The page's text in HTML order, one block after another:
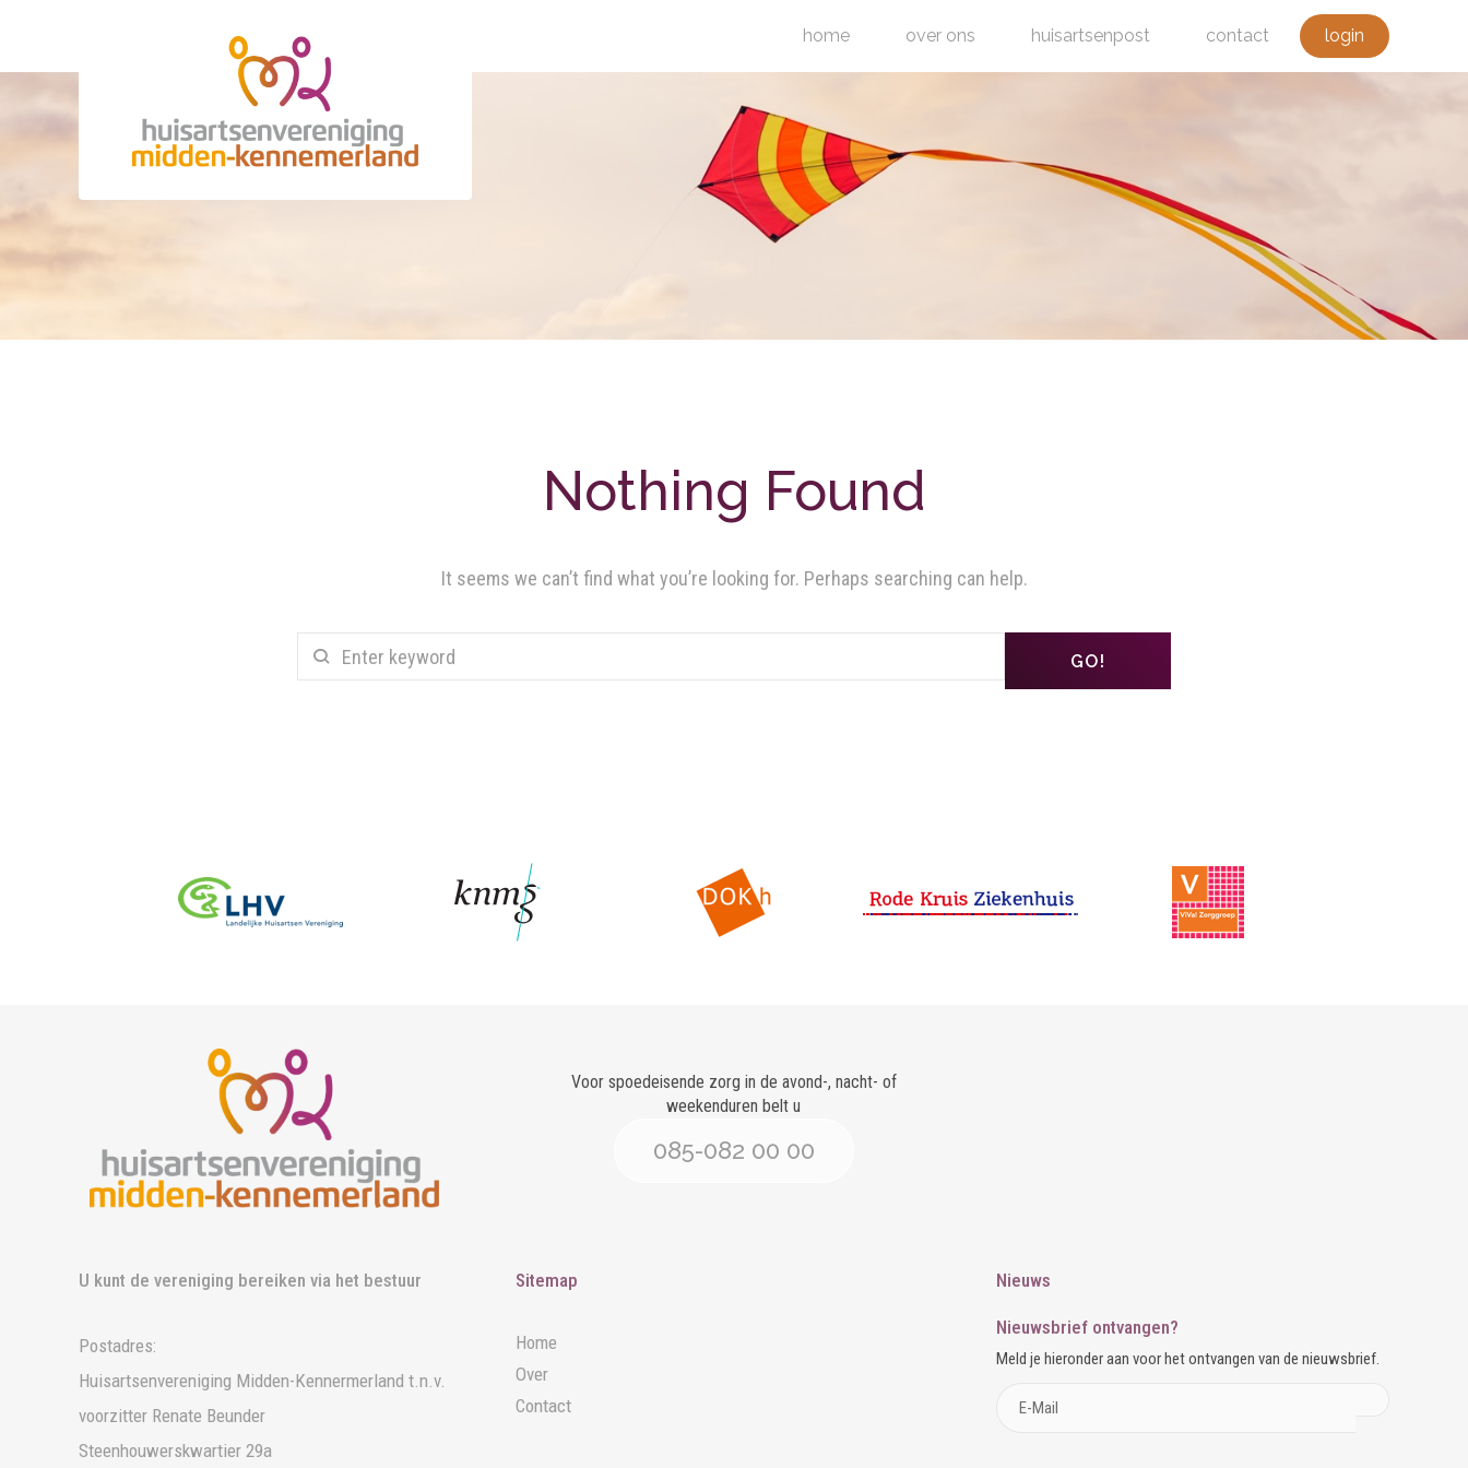
home over ons huisartsenpost contact login
Nothing Found
It seems we can’t find what you’re looking for. Perhaps searching can help.
GO!
Voor spoedeisende zorg in de avond-, nacht- of
weekenduren belt u
085-082 00 00
U kunt de vereniging bereiken via het bestuur
Postadres:
Huisartsenvereniging Midden-Kennermerland t.n.v.
voorzitter Renate Beunder
Steenhouwerskwartier 29a
Sitemap
Home
Over
Contact
Nieuws
Nieuwsbrief ontvangen?
Meld je hieronder aan voor het ontvangen van de nieuwsbrief.